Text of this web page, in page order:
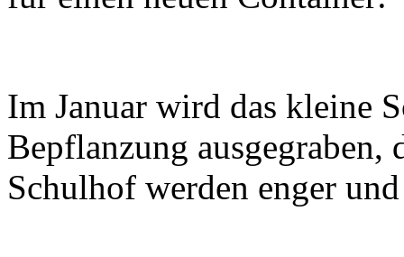
Im Januar wird das kleine
Bepflanzung ausgegraben,
Schulhof werden enger